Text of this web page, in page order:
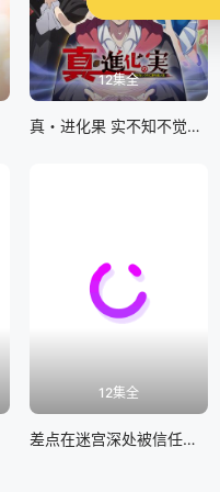
12集全
真・进化果 实不知不觉踏上胜利的人生
12集全
差点在迷宫深处被信任的伙伴杀掉，但靠着天赐技能「无限扭蛋」获得等级9999的伙伴，我要向前队友和世界展开复仇&amp;「给他们好看！」